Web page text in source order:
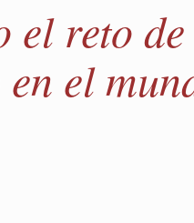
el reto
el